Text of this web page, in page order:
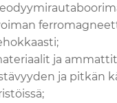
ja
ja pitkän